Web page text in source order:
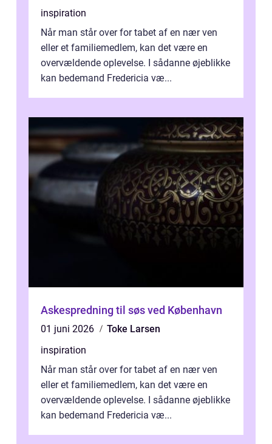
inspiration
Når man står over for tabet af en nær ven
eller et familiemedlem, kan det være en
overvældende oplevelse. I sådanne øjeblikke
kan bedemand Fredericia væ...
Askespredning til søs ved København
01 juni 2026
Toke Larsen
inspiration
Når man står over for tabet af en nær ven
eller et familiemedlem, kan det være en
overvældende oplevelse. I sådanne øjeblikke
kan bedemand Fredericia væ...